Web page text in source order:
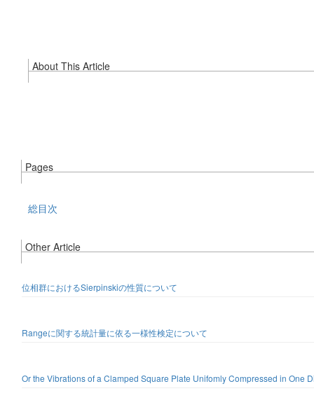
About This Article
Pages
総目次
Other Article
位相群におけるSierpinskiの性質について
Rangeに関する統計量に依る一様性検定について
Or the Vibrations of a Clamped Square Plate Unifomly Compressed in One